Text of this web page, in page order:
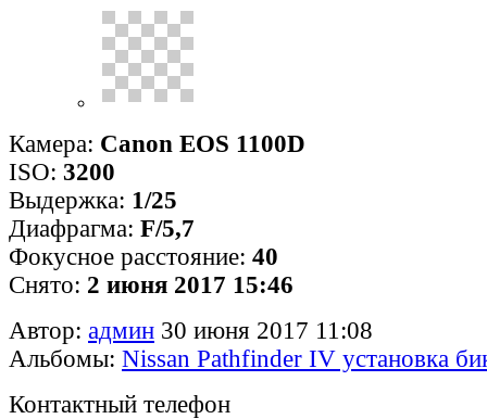
Камера: Canon EOS 1100D
ISO: 3200
Выдержка: 1/25
Диафрагма: F/5,7
Фокусное расстояние: 40
Снято: 2 июня 2017 15:46
Автор: админ 30 июня 2017 11:08
Альбомы: Nissan Pathfinder IV установка
Контактный телефон